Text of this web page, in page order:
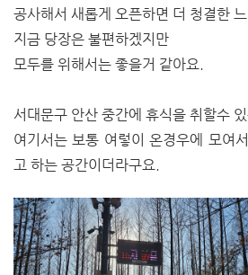
공사해서 새롭게 오픈하면 더 청결한
지금 당장은 불편하겠지만
모두를 위해서는 좋을거 같아요.
서대문구 안산 중간에 휴식을 취할수
여기서는 보통 여렇이 온경우에 모여
고 하는 공간이더라구요.